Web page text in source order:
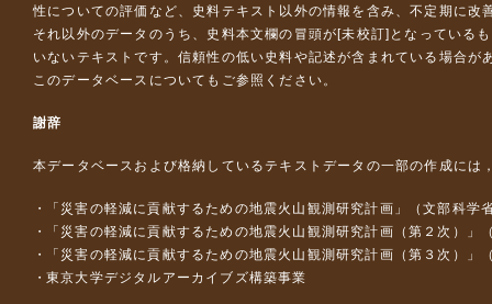
性についての評価など、史料テキスト以外の情報を含み、不定期に改
それ以外のデータのうち、史料本文欄の冒頭が[未校訂]となっている
いないテキストです。信頼性の低い史料や記述が含まれている場合が
このデータベースについて もご参照ください。
謝辞
本データベースおよび格納しているテキストデータの一部の作成には
「災害の軽減に貢献するための地震火山観測研究計画」（文部科学
「災害の軽減に貢献するための地震火山観測研究計画（第２次）」
「災害の軽減に貢献するための地震火山観測研究計画（第３次）」
東京大学デジタルアーカイブズ構築事業